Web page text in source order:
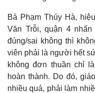
Bà Phạm Thúy Hà,
Văn Trỗi, quận 4 nhấn
đúng/sai không thì
viên phải là người hết
không đơn thuần chỉ
hoàn thành. Do đó,
nhiều quá, phải làm